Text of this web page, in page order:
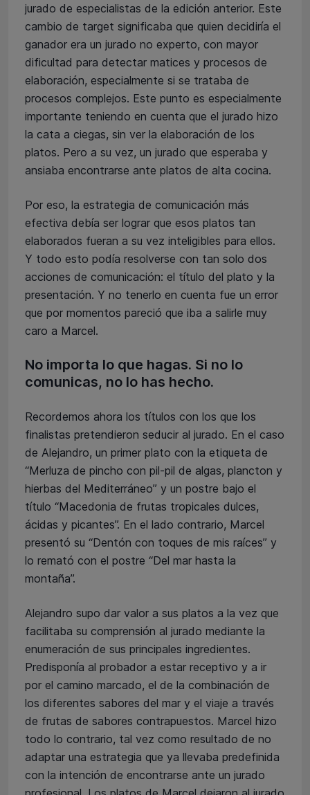
jurado de especialistas de la edición anterior. Este
cambio de target significaba que quien decidiría el
ganador era un jurado no experto, con mayor
dificultad para detectar matices y procesos de
elaboración, especialmente si se trataba de
procesos complejos. Este punto es especialmente
importante teniendo en cuenta que el jurado hizo
la cata a ciegas, sin ver la elaboración de los
platos. Pero a su vez, un jurado que esperaba y
ansiaba encontrarse ante platos de alta cocina.
Por eso, la estrategia de comunicación más
efectiva debía ser lograr que esos platos tan
elaborados fueran a su vez inteligibles para ellos.
Y todo esto podía resolverse con tan solo dos
acciones de comunicación: el título del plato y la
presentación. Y no tenerlo en cuenta fue un error
que por momentos pareció que iba a salirle muy
caro a Marcel.
No importa lo que hagas. Si no lo
comunicas, no lo has hecho.
Recordemos ahora los títulos con los que los
finalistas pretendieron seducir al jurado. En el caso
de Alejandro, un primer plato con la etiqueta de
“Merluza de pincho con pil-pil de algas, plancton y
hierbas del Mediterráneo” y un postre bajo el
título “Macedonia de frutas tropicales dulces,
ácidas y picantes”. En el lado contrario, Marcel
presentó su “Dentón con toques de mis raíces” y
lo remató con el postre “Del mar hasta la
montaña”.
Alejandro supo dar valor a sus platos a la vez que
facilitaba su comprensión al jurado mediante la
enumeración de sus principales ingredientes.
Predisponía al probador a estar receptivo y a ir
por el camino marcado, el de la combinación de
los diferentes sabores del mar y el viaje a través
de frutas de sabores contrapuestos. Marcel hizo
todo lo contrario, tal vez como resultado de no
adaptar una estrategia que ya llevaba predefinida
con la intención de encontrarse ante un jurado